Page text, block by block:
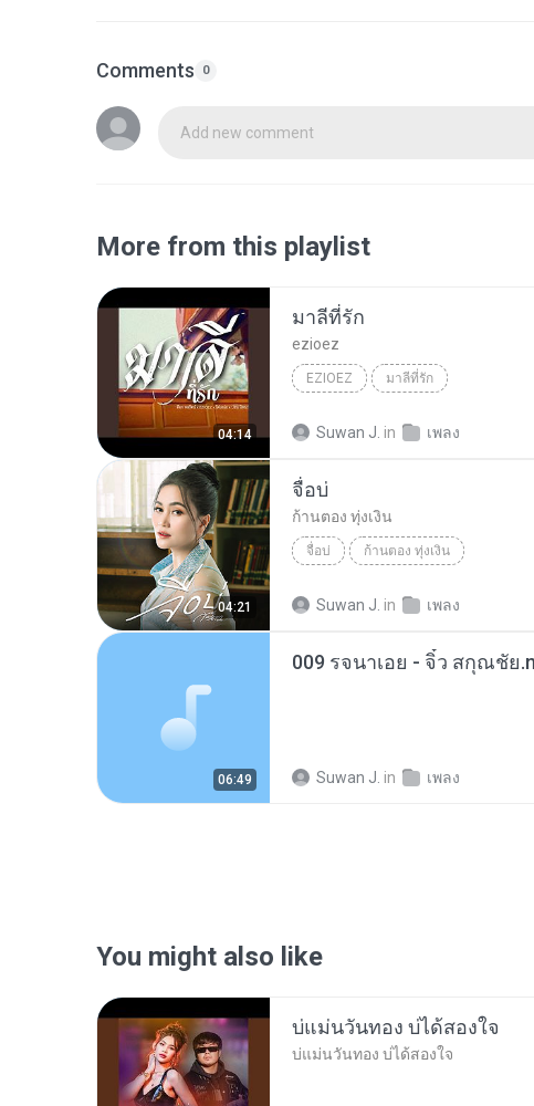
Comments 0
Add new comment
More from this playlist
04:14
มาลีที่รัก
ezioez
EZIOEZ มาลีที่รัก
Suwan J. in เพลง
04:21
จื่อบ่
ก้านตอง ทุ่งเงิน
จื่อบ่ ก้านตอง ทุ่งเงิน
Suwan J. in เพลง
06:49
009 รจนาเอย - จิ๋ว สกุณชัย
Suwan J. in เพลง
You might also like
บ่แม่นวันทอง บ่ได้สองใจ
บ่แม่นวันทอง บ่ได้สองใจ